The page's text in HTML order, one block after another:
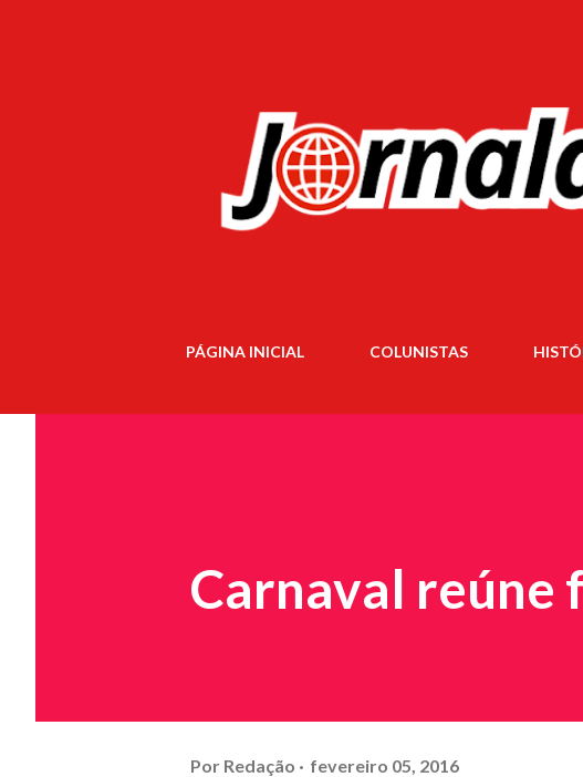
PÁGINA INICIAL COLUNISTAS
Carnaval reúne
Por Redação fevereiro 05, 2016